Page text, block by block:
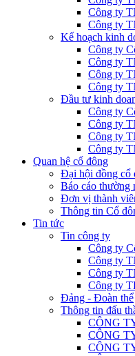
Công ty
Công ty
Kế hoạch kinh
Công ty
Công ty
Công ty
Công ty
Đầu tư kinh
Công ty
Công ty
Công ty
Công ty
Quan hệ cổ đông
Đại hội đồng cổ
Báo cáo thường
Đơn vị thành
Thông tin Cổ
Tin tức
Tin công ty
Công ty
Công ty
Công ty
Công ty
Đảng - Đoàn thể
Thông tin đấu
CÔNG
CÔNG
CÔNG